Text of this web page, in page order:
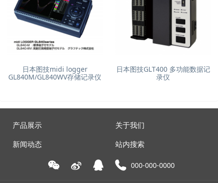
日本图技midi logger
GL840M/GL840WV存储记录仪
日本图技GLT400 多功能数据记
录仪
产品展示
关于我们
新闻动态
站内搜索
000-000-0000